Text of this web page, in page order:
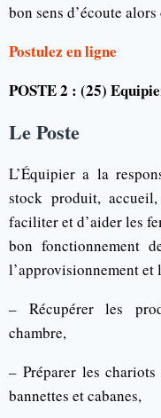
bon sens d’écoute
Postulez en ligne
POSTE 2 : (25)
Le Poste
L’Équipier a la
stock produit,
faciliter et d’aider les
bon fonctionnement
l’approvisionnement et
– Récupérer les
chambre,
– Préparer les
bannettes et cabanes,